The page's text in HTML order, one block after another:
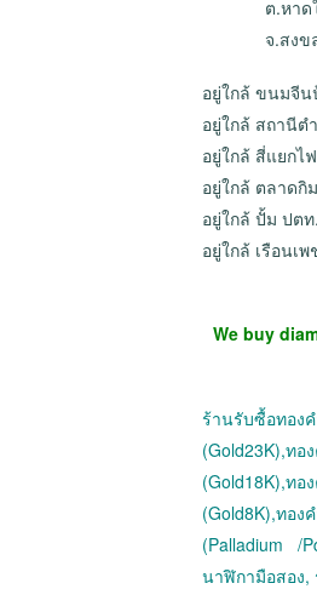
ต.หาดให
จ.สงขล
อยู่ใกล้ ขนมจี
อยู่ใกล้ สถานีต
อยู่ใกล้ สี่แยกไ
อยู่ใกล้ ตลาดกิ
อยู่ใกล้ ปั้ม ปต
อยู่ใกล้ เรือนเ
We buy
ร้านรับซื้อทอ
(Gold23K),ท
(Gold18K),ทอ
(Gold8K),ทอง
(Palladium /
นาฬิกามือสอง